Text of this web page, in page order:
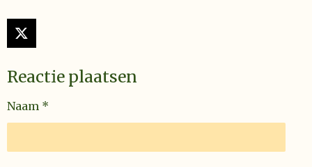
X
Reactie plaatsen
Naam *